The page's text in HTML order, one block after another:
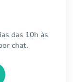
das 10h às
chat.